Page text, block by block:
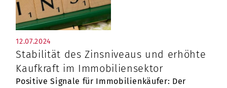
12.07.2024
Stabilität des Zinsniveaus und erhöhte
Kaufkraft im Immobiliensektor
Positive Signale für Immobilienkäufer: Der